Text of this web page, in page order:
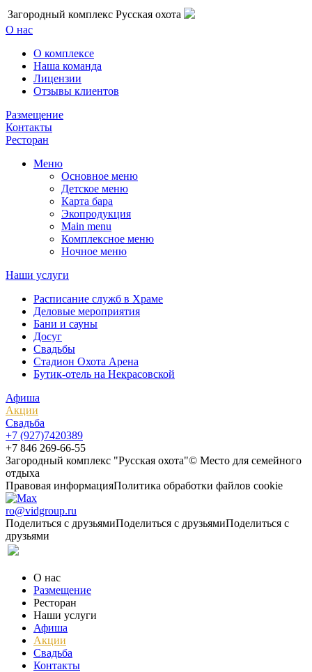
Загородный комплекс Русская охота
О нас
О комплексе
Наша команда
Лицензии
Отзывы клиентов
Размещение
Контакты
Ресторан
Меню
Основное меню
Детское меню
Карта бара
Экопродукция
Main menu
Комплексное меню
Ночное меню
Наши услуги
Расписание служб в Храме
Деловые мероприятия
Бани и сауны
Досуг
Свадьбы
Стадион Охота Арена
Бутик-отель на Некрасовской
Афиша
Акции
Свадьба
+7 (927)7420389
+7 846 269-66-55
Загородный комплекс "Русская охота"© Место для семейного
отдыха
Правовая информацияПолитика обработки файлов cookie
ro@vidgroup.ru
Поделиться с друзьямиПоделиться с друзьямиПоделиться с
друзьями
О нас
Размещение
Ресторан
Наши услуги
Афиша
Акции
Свадьба
Контакты